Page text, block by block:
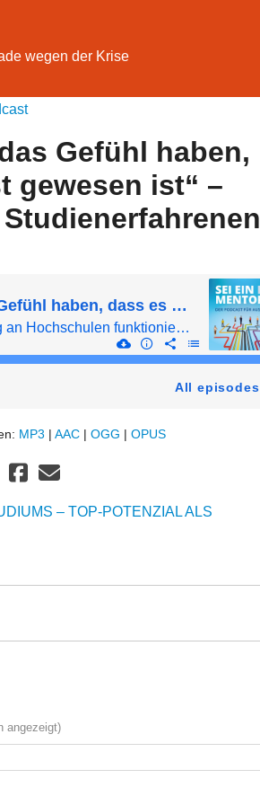
wegen der Krise
Gefühl haben,
gewesen ist“ –
„Man darf nicht das Gefühl haben, dass es umsonst gewesen ist“ – Ausbildung von Studienerfahrenen
Wie kann Azubimarketing an Hochschulen funktionieren?
All episodes
MP3 | AAC | OGG | OPUS
– TOP-POTENZIAL ALS
angezeigt)